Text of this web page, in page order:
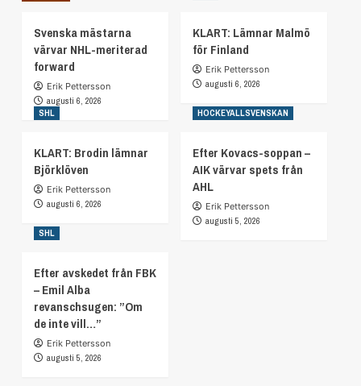
Svenska mästarna
värvar NHL-meriterad
forward
Erik Pettersson
augusti 6, 2026
KLART: Lämnar Malmö
för Finland
Erik Pettersson
augusti 6, 2026
SHL
KLART: Brodin lämnar
Björklöven
Erik Pettersson
augusti 6, 2026
HOCKEYALLSVENSKAN
Efter Kovacs-soppan –
AIK värvar spets från
AHL
Erik Pettersson
augusti 5, 2026
SHL
Efter avskedet från FBK
– Emil Alba
revanschsugen: ”Om
de inte vill…”
Erik Pettersson
augusti 5, 2026